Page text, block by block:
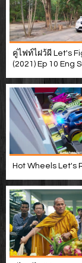
คู่ไฟท์ไฝว้ผี Let's
(2021) Ep 10 Eng
Hot Wheels Let's